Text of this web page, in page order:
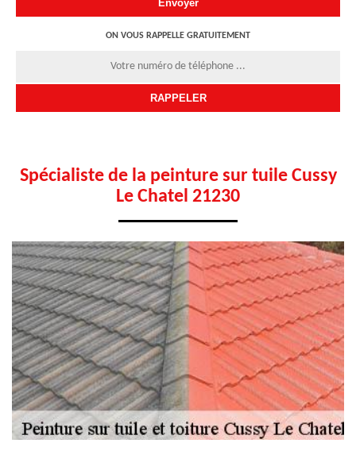
ON VOUS RAPPELLE GRATUITEMENT
Spécialiste de la peinture sur tuile Cussy
Le Chatel 21230